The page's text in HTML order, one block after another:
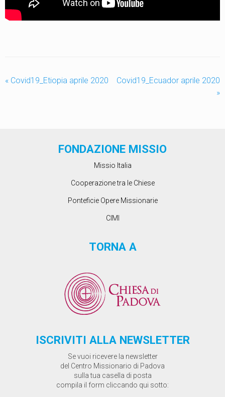
« Covid19_Etiopia aprile 2020
Covid19_Ecuador aprile 2020
»
FONDAZIONE MISSIO
Missio Italia
Cooperazione tra le Chiese
Ponteficie Opere Missionarie
CIMI
TORNA A
ISCRIVITI ALLA NEWSLETTER
Se vuoi ricevere la newsletter
del Centro Missionario di Padova
sulla tua casella di posta
compila il form cliccando qui sotto: